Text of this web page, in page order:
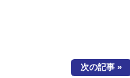
次の記事 »